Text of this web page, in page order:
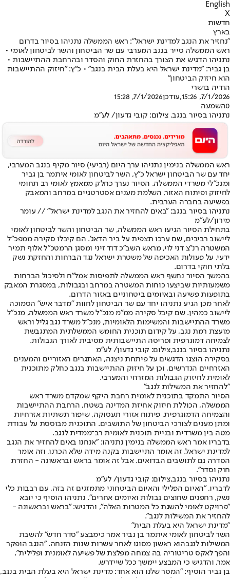
English
X
חדשות
בארץ
"נחזיר את הנגב למדינת ישראל": ראש הממשלה נתניהו בסיור בדרום
ראש הממשלה סייר בנגב המערבי עם שר הביטחון והשר לביטחון לאומי •
נתניהו הדגיש את הצורך בהחזרת החוק והסדר ובהרחבת ההתיישבות •
בן גביר: "מדינת ישראל היא בעלת הבית בנגב" • כ"ץ: "חיזוק ההתיישבות
הוא חיזוק הביטחון"
הודיה בושרי
7/1/2026, 15:26
,עודכן7/1/2026, 15:28
0השמעה
נתניהו בסיור בנגב. צילום: קובי גדעון/ לע"מ
ראש הממשלה בנימין נתניהו ערך היום (רביעי) סיור מקיף בנגב המערבי,
יחד עם שר הביטחון ישראל כ"ץ, השר לביטחון לאומי איתמר בן גביר
ומנכ"לי משרדי הממשלה. הסיור נערך כחלק ממאמץ לאומי רב תחומי
לחיזוק ופיתוח האזור, השלמת מענים אסטרטגיים במרחב והמאבק
בפשיעה בחברה הערבית.
נתניהו בסיור בנגב: "באים להחזיר את הנגב למדינת ישראל" // עומר
מירון/לע"מ
בתחילת הסיור הגיעו ראש הממשלה, שר הביטחון והשר לביטחון לאומי
ליישוב רביבים, שם ערכו תצפית על ביר הדאג'. הם קיבלו סקירה ממפכ"ל
המשטרה רנ"צ דני לוי, מראש השב"כ דוד זיני ומסגן הרמטכ"ל אלוף תמיר
ידעי, על פעולות האכיפה של משטרת ישראל נגד הברחות והחזקת נשק
בלתי חוקי בדרום.
בהמשך הסיור נחשף ראש הממשלה לתפיסות אמל"ח ולסיכול הברחות
משמעותיות שביצעו כוחות המשטרה במרחב ובגבולות, במסגרת המאבק
בתופעות פשיעה ובאיומים ביטחוניים באזור הדרום.
לאחר מכן הגיע נתניהו יחד עם שר הביטחון לחוות "מדבר איש" הסמוכה
ליישוב כמהין. שם קיבל סקירה ממ"מ מנכ"ל משרד ראש הממשלה, מנכ"ל
משרד ההתיישבות והמשימות הלאומיות, מנכ"ל משרד נגב גליל וראש
מועצת רמת נגב, על קידום תוכנית החומש הממשלתית המתגבשת
לצמיחה דמוגרפית ופריסה התיישבותית מסיבית לאורך הגבולות.
נתניהו בסיור בנגב,צילום: קובי גדעון/ לע"מ
בסקירה הוצגו הדגשים על פיתחת ניצנה, האתגרים האזוריים והמענים
האזרחיים הנדרשים, וכן על חיזוק ההתיישבות בנגב כחלק מתוכנית
לאומית לחיזוק הגבולות המזרחי והמערבי.
"להחזיר את המשילות לנגב"
הסיור התמקד בתוכנית לאומית רחבת היקף שמקדם משרד ראש
הממשלה, הכוללת חיזוק אחיזת המדינה בשטח, הרחבת ההתיישבות
והצמיחה הדמוגרפית, פיתוח אזורי תעסוקה, שיפור תשתיות אזרחיות
ומתן מענים לצורכי הביטחון של התושבים. התוכנית מבוססת על עבודת
מטה בין משרדית ובניית תוכנית לאומית רב־ממדית לנגב.
בדבריו אמר ראש הממשלה בנימין נתניהו: "אנחנו באים להחזיר את הנגב
למדינת ישראל. זה אומר התיישבות בקנה מידה שלא הכרנו, וזה אומר
הסדרה גם לתושבים הבדואים. אבל זה אומר בראש ובראשונה - החזרת
חוק וסדר".
נתניהו בסיור בנגב,צילום: קובי גדעון/ לע"מ
לדבריו, "האיום הפלילי והאיום הביטחוני מתמזגים זה בזה, עם רבבות כלי
נשק, רחפנים שחוצים גבולות ואיומים אחרים". נתניהו הוסיף כי יובא
"פרויקט לאומי להשגת כל המטרות האלה", והדגיש: "בראש ובראשונה -
להחזיר את המשילות לנגב".
"מדינת ישראל היא בעלת הבית"
השר לביטחון לאומי איתמר בן גביר אמר כימבצע "סדר חדש" להשבת
המשילות לנגבהוא ראשון מסוגו לאחר עשרות שנות הזנחה. "הנגב הופקר
והפך לאקס טריטוריה בה צמחה מפלצת של פשיעה לאומנית ופלילית",
אמר, והדגיש כי המבצע יימשך ככל שיידרש.
בן גביר הוסיף: "המסר שלנו הוא אחד: מדינת ישראל היא בעלת הבית בנגב,